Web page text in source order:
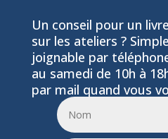
Un conseil pour un
sur les ateliers ?
joignable par
au samedi de 10h à
par mail quand vous
06 24 55 86 51